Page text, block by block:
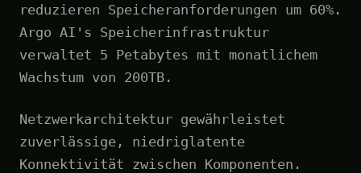
reduzieren Speicheranforderungen um 60%.
Argo AI's Speicherinfrastruktur
verwaltet 5 Petabytes mit monatlichem
Wachstum von 200TB.
Netzwerkarchitektur gewährleistet
zuverlässige, niedriglatente
Konnektivität zwischen Komponenten.